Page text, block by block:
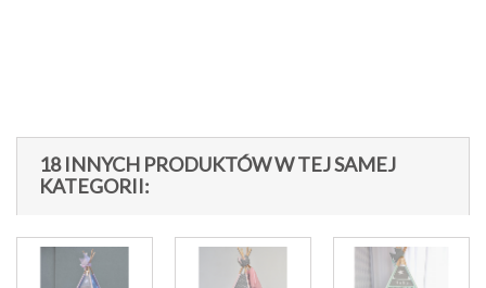
18 INNYCH PRODUKTÓW W TEJ SAMEJ
KATEGORII: